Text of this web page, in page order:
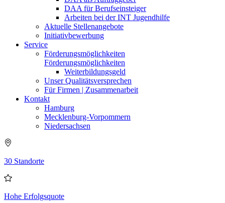
DAA für Berufseinsteiger
Arbeiten bei der INT Jugendhilfe
Aktuelle Stellenangebote
Initiativbewerbung
Service
Förderungsmöglichkeiten
Förderungsmöglichkeiten
Weiterbildungsgeld
Unser Qualitätsversprechen
Für Firmen | Zusammenarbeit
Kontakt
Hamburg
Mecklenburg-Vorpommern
Niedersachsen
30 Standorte
Hohe Erfolgsquote